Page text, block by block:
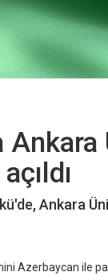
Ankara
Azerbaycan ile